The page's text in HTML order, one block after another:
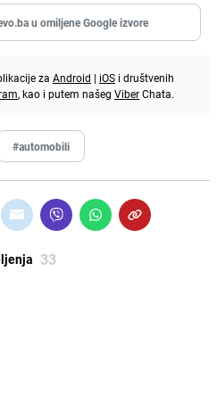
u omiljene Google izvore
za Android | iOS i društvenih
, kao i putem našeg ViberChata.
#automobili
33